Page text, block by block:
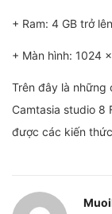
+ Ram: 4 GB trở
+ Màn hình: 1024
Trên đây là những
Camtasia studio 8
được các kiến